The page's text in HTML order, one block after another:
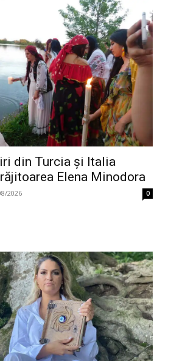
din Turcia și Italia
Elena Minodora
2026 0